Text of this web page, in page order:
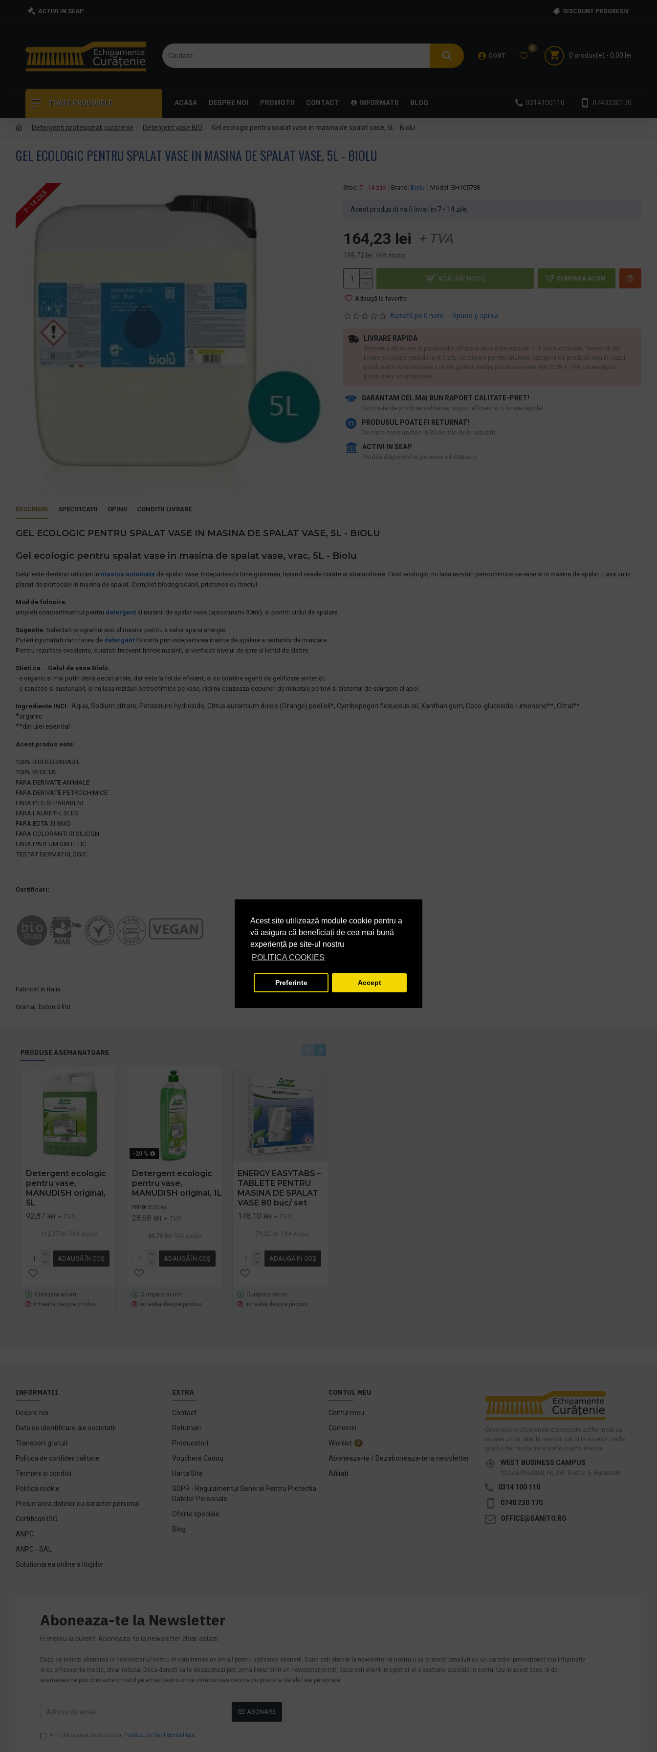
Acest site utilizează module cookie pentru a
vă asigura că beneficiați de cea mai bună
experiență pe site-ul nostru
POLITICA COOKIES
Preferinte Accept
ACTIVI IN SEAP DISCOUNT PROGRESIV
CONT
0
0 produs(e) - 0,00 lei
TOATE PRODUSELE ACASA DESPRE NOI PROMOTII CONTACT INFORMATII BLOG 0314100110 0740230170
Detergenti profesionali curatenie Detergent vase BIO Gel ecologic pentru spalat vase in masina de spalat vase, 5L - Biolu
GEL ECOLOGIC PENTRU SPALAT VASE IN MASINA DE SPALAT VASE, 5L - BIOLU
7 - 14 ZILE
Stoc: 7 - 14 zile Brand: Biolu Model: BH105788
Acest produs iti va fi livrat in 7 - 14 zile.
Bazată pe 0 note. - Spune-ţi opinia
164,23 lei + TVA
198,72 lei TVA inclus
ADAUGĂ ÎN COŞ CUMPARA ACUM
Adaugă la favorite
GARANTAM CEL MAI BUN RAPORT CALITATE-PRET!
​Bucura-te de produse calitative, suport eficient si o livrare rapida!
PRODUSUL POATE FI RETURNAT!
De catre consumatori in 30 de zile de la achizitie
ACTIVI IN SEAP
Produs disponibil si pe www.e-licitatie.ro
LIVRARE RAPIDA
Termenul de livrare al produselor aflate in stoc este este de 1- 3 zile lucratoare. Termenul de
livrare se poate extinde la 4-5 zile lucratoare pentru anumite categorii de produse sau in cazul
produselor voluminoase. Livram gratuit pentru produse peste 490 RON + TVA, cu exceptia
produselor voluminoase.
DESCRIERE SPECIFICATII OPINII CONDITII LIVRARE
GEL ECOLOGIC PENTRU SPALAT VASE IN MASINA DE SPALAT VASE, 5L - BIOLU
Gel ecologic pentru spalat vase in masina de spalat vase, vrac, 5L - Biolu
Gelul este destinat utilizarii in masina automata de spalat vase. Indeparteaza bine grasimea, lasand vasele curate si stralucitoare. Fiind ecologic, nu lasa reziduri petrochimice pe vase si in masina de spalat. Lasa un iz
placut de portocale in masina de spalat. Complet biodegradabil, prietenos cu mediul.
Mod de folosire:
umpleti compartimentul pentru detergent al masinii de spalat vase (aproximativ 30ml), si porniti ciclul de spalare.
Sugestie: Selectati programul eco al masinii pentru a salva apa si energie.
Puteti injumatati cantitatea de detergent folosita prin indepartarea inainte de spalare a resturilor de mancare.
Pentru rezultate excelente, curatati frecvent filtrele masinii, si verificati nivelul de sare si lichid de clatire.
Stiati ca... Gelul de vase Biolù:
- e organic si mai putin dens decat altele, dar este la fel de eficient, si nu contine agenti de gelificare sintetici;
- e sanatos si sustenabil, si nu lasa reziduri petrochimice pe vase, nici nu cauzeaza depuneri de minerale pe tevi si sistemul de scurgere al apei.
Ingrediente INCI: Aqua, Sodium citrate, Potassium hydroxide, Citrus aurantium dulcis (Orange) peel oil*, Cymbopogon flexuosus oil, Xanthan gum, Coco-glucoside, Limonene**, Citral**.
*organic
**din ulei esential
Acest produs este:
100% BIODEGRADABIL
100% VEGETAL
FARA DERIVATE ANIMALE
FARA DERIVATE PETROCHIMICE
FARA PEG SI PARABENI
FARA LAURETH, SLES
FARA EDTA SI GMO
FARA COLORANTI SI SILICON
FARA PARFUM SINTETIC
TESTAT DERMATOLOGIC
Certificari:
Fabricat in Italia
Gramaj: bidon 5 litri
PRODUSE ASEMANATOARE
Detergent ecologic
pentru vase,
MANUDISH original,
5L
92,87 lei + TVA
112,37 lei TVA inclus
ADAUGĂ ÎN COŞ
Cumpara acum
Intreaba despre produs
-20 %
Detergent ecologic
pentru vase,
MANUDISH original, 1L
PRP 35,85 lei
28,68 lei + TVA
34,70 lei TVA inclus
ADAUGĂ ÎN COŞ
Cumpara acum
Intreaba despre produs
ENERGY EASYTABS –
TABLETE PENTRU
MASINA DE SPALAT
VASE 80 buc/ set
148,10 lei + TVA
179,20 lei TVA inclus
ADAUGĂ ÎN COŞ
Cumpara acum
Intreaba despre produs
INFORMATII
Despre noi
Date de identificare ale societatii
Transport gratuit
Politica de confidentialitate
Termeni si conditii
Politica cookie
Prelucrarea datelor cu caracter personal
Certificari ISO
ANPC
ANPC - SAL
Solutionarea online a litigiilor
EXTRA
Contact
Returnari
Producatori
Vouchere Cadou
Harta Site
GDPR - Regulamentul General Pentru Protectia
Datelor Personale
Oferte speciale
Blog
CONTUL MEU
Contul meu
Comenzi
Wishlist
0
Aboneaza-te / Dezaboneaza-te la newsletter
Afiliati
Covorase profesionale concepute astfel incat sa
reziste uzurii, atat la interior, cat si la exterior, unde
gradul de murdarire si traficul sunt intense.
WEST BUSINESS CAMPUS
Strada Preciziei, Nr, 3W, Sector 6, Bucuresti
0314 100 110
0740 230 170
OFFICE@SANITO.RO
Aboneaza-te la Newsletter
Fi mereu la curent. Aboneaza-te la newsletter chiar astazi.
Dupa ce initiezi abonarea la newsletter-ul nostru iti vom trimite un email pentru activarea abonarii. Cand esti abonat la newsletter-ul nostru o sa primesti emailuri cu un caracter promotional sau informativ
si cu o frecventa medie, chiar redusa. Daca doresti sa te dezabonezi poti urma linkul dintr-un newsletter primit, daca esti client inregistrat ai o sectiune speciala in contul tau in acest scop, si de
asemenea ne poti contacta oricand pe email pentru orice intrebari sau cerinte cu privire la datele tale personale.
ABONARE
Am citit şi sunt de acord cu Politica de Confidentialitate